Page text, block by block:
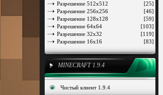
[25]
Разрешение 512x512
[46]
Разрешение 256x256
[59]
Разрешение 128x128
[103]
Разрешение 64x64
[119]
Разрешение 32x32
[83]
Разрешение 16x16
MINECRAFT 1.9.4
Чистый клиент 1.9.4